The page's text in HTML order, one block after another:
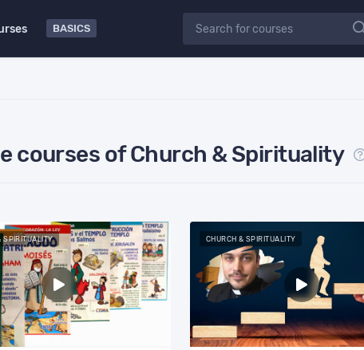
BASICS
courses of Church & Spirituality
SPIRITUALITY CHURCH & SPIRITUALITY